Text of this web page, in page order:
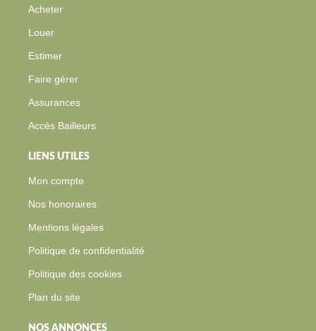
Acheter
Louer
Estimer
Faire gérer
Assurances
Accès Bailleurs
LIENS UTILES
Mon compte
Nos honoraires
Mentions légales
Politique de confidentialité
Politique des cookies
Plan du site
NOS ANNONCES